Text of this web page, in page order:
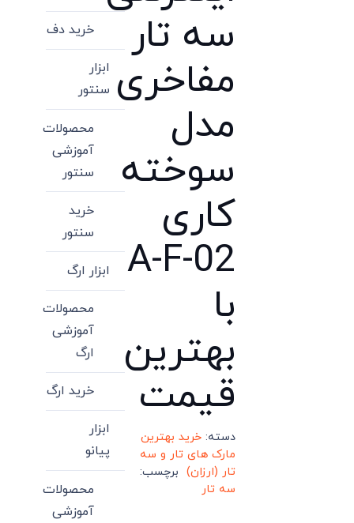
سه تار
مفاخری
مدل
سوخته
کاری
A-F-02
با
بهترین
قیمت
دسته:خرید بهترین
مارک های تار و سه
تار (ارزان) برچسب:
سه تار
خرید دف
ابزار
سنتور
محصولات
آموزشی
سنتور
خرید
سنتور
ابزار ارگ
محصولات
آموزشی
ارگ
خرید ارگ
ابزار
پیانو
محصولات
آموزشی